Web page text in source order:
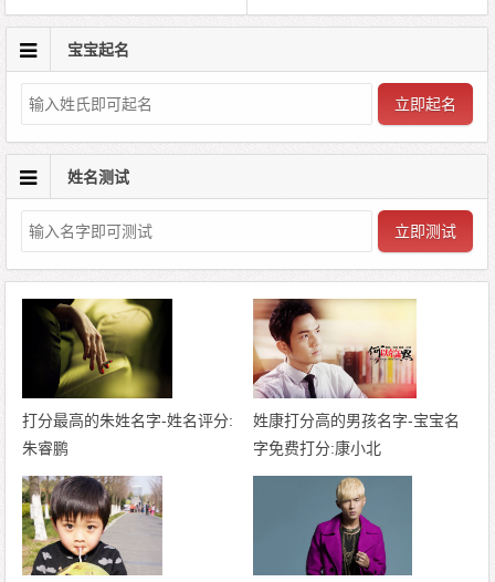
宝宝起名
立即起名
姓名测试
立即测试
打分最高的朱姓名字-姓名评分:
朱睿鹏
姓康打分高的男孩名字-宝宝名
字免费打分:康小北